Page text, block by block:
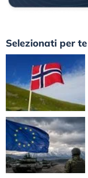
Selezionati per te